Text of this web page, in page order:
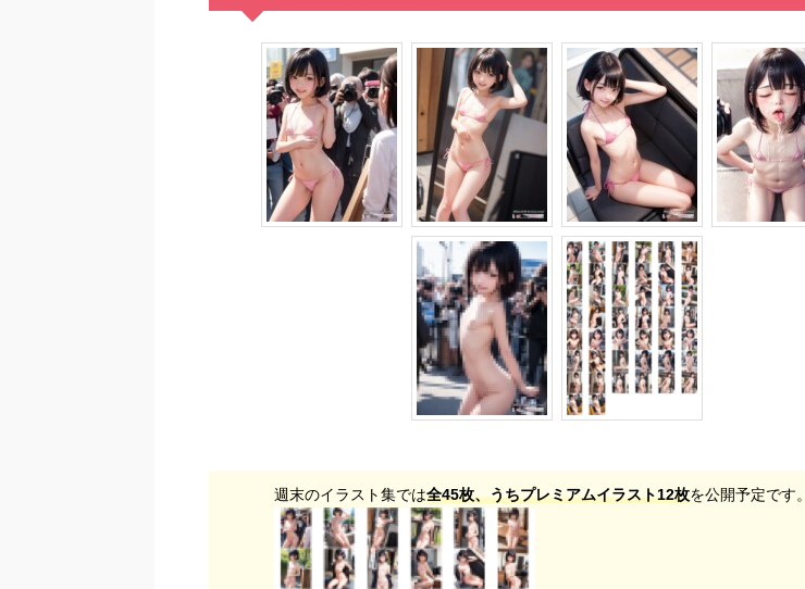
週末のイラスト集では全45枚、うちプレミアムイラスト12枚を公開予定です。